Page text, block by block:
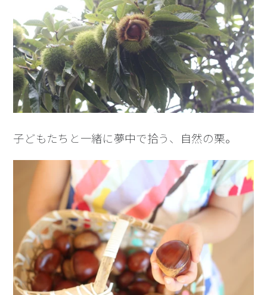
子どもたちと一緒に夢中で拾う、自然の栗。